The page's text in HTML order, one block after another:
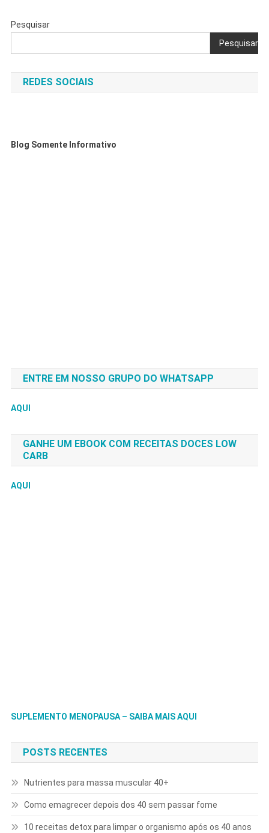
Pesquisar
Pesquisar
REDES SOCIAIS
Blog Somente Informativo
ENTRE EM NOSSO GRUPO DO WHATSAPP
AQUI
GANHE UM EBOOK COM RECEITAS DOCES LOW
CARB
AQUI
SUPLEMENTO MENOPAUSA – SAIBA MAIS AQUI
POSTS RECENTES
Nutrientes para massa muscular 40+
Como emagrecer depois dos 40 sem passar fome
10 receitas detox para limpar o organismo após os 40 anos